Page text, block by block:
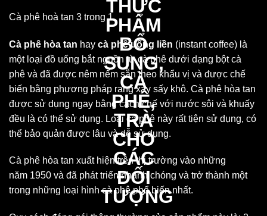
Cà phê hoà tan 3 trong 1
Cà phê hòa tan hay cà phê uống liền (instant coffee) là
một loại đồ uống bắt nguồn từ cà phê dưới dạng bột cà
phê và đã được nêm nếm sẵn theo khẩu vị và được chế
biến bằng phương pháp rang xay sấy khô. Cà phê hòa tan
được sử dụng ngay bằng cách chế với nước sôi và khuấy
đều là có thể sử dụng. Loại cà phê này rất tiện sử dụng, có
thể bảo quản được lâu và dễ sử dụng.
Cà phê hòa tan xuất hiện trên thị trường vào những
năm 1950 và đã phát triển nhanh chóng và trở thành một
trong những loại hình cà phê phổ biến nhất.